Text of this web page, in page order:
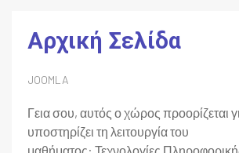
Αρχική Σελίδα
JOOMLA
Γεια σου, αυτός ο χώρος προορίζεται
υποστηρίζει τη λειτουργία του